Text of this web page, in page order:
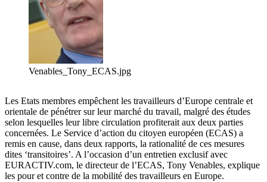
Venables_Tony_ECAS.jpg
Les Etats membres empêchent les travailleurs d’Europe centrale et
orientale de pénétrer sur leur marché du travail, malgré des études
selon lesquelles leur libre circulation profiterait aux deux parties
concernées. Le Service d’action du citoyen européen (ECAS) a
remis en cause, dans deux rapports, la rationalité de ces mesures
dites ‘transitoires’. A l’occasion d’un entretien exclusif avec
EURACTIV.com, le directeur de l’ECAS, Tony Venables, explique
les pour et contre de la mobilité des travailleurs en Europe.